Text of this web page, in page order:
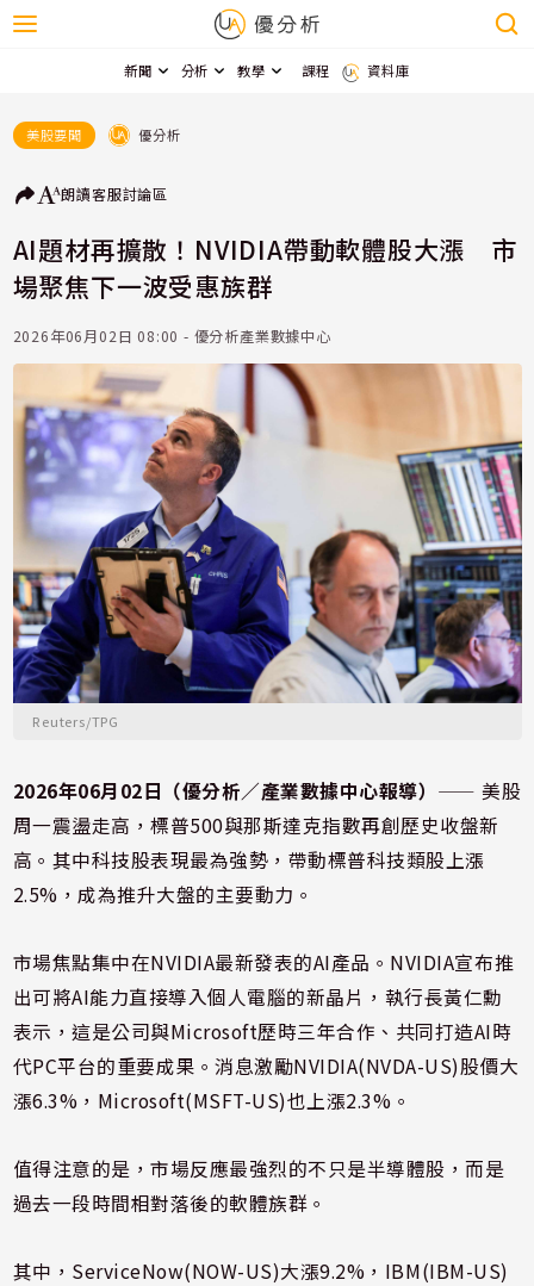
新聞 分析 教學 課程 資料庫
美股要聞 優分析
朗讀客服討論區
AI題材再擴散！NVIDIA帶動軟體股大漲 市
場聚焦下一波受惠族群
2026年06月02日 08:00 - 優分析產業數據中心
Reuters/TPG
2026年06月02日（優分析／產業數據中心報導） ⸺ 美股
周一震盪走高，標普500與那斯達克指數再創歷史收盤新
高。其中科技股表現最為強勢，帶動標普科技類股上漲
2.5%，成為推升大盤的主要動力。
市場焦點集中在NVIDIA最新發表的AI產品。NVIDIA宣布推
出可將AI能力直接導入個人電腦的新晶片，執行長黃仁勳
表示，這是公司與Microsoft歷時三年合作、共同打造AI時
代PC平台的重要成果。消息激勵NVIDIA(NVDA-US)股價大
漲6.3%，Microsoft(MSFT-US)也上漲2.3%。
值得注意的是，市場反應最強烈的不只是半導體股，而是
過去一段時間相對落後的軟體族群。
其中，ServiceNow(NOW-US)大漲9.2%，IBM(IBM-US)